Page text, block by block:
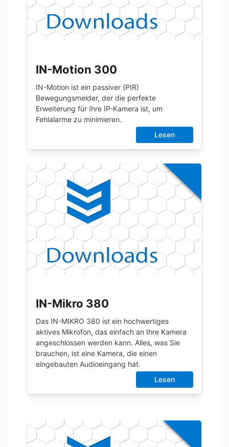
IN-Motion 300
IN-Motion ist ein passiver (PIR)
Bewegungsmelder, der die perfekte
Erweiterung für Ihre IP-Kamera ist, um
Fehlalarme zu minimieren.
Lesen
IN-Mikro 380
Das IN-MIKRO 380 ist ein hochwertiges
aktives Mikrofon, das einfach an Ihre Kamera
angeschlossen werden kann. Alles, was Sie
brauchen, ist eine Kamera, die einen
eingebauten Audioeingang hat.
Lesen